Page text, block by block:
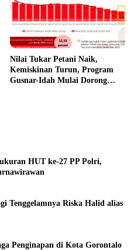
Nilai Tukar Petani Naik,
Kemiskinan Turun, Program
Gusnar-Idah Mulai Dorong
HUT ke-27 PP Polri,
Tenggelamnya Riska Halid alias
Penginapan di Kota Gorontalo